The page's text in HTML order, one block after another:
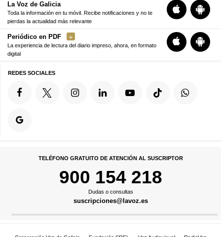
La Voz de Galicia
Toda la información en tu móvil. Recibe notificaciones y no te
pierdas la actualidad más relevante
Periódico en PDF
La experiencia de lectura del diario impreso, ahora, en formato
digital
REDES SOCIALES
TELÉFONO GRATUITO DE ATENCIÓN AL SUSCRIPTOR
900 154 218
Dudas o consultas
suscripciones@lavoz.es